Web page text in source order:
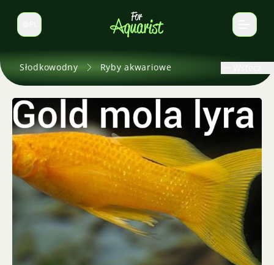
Zmień język
Słodkowodny Ryby akwariowe